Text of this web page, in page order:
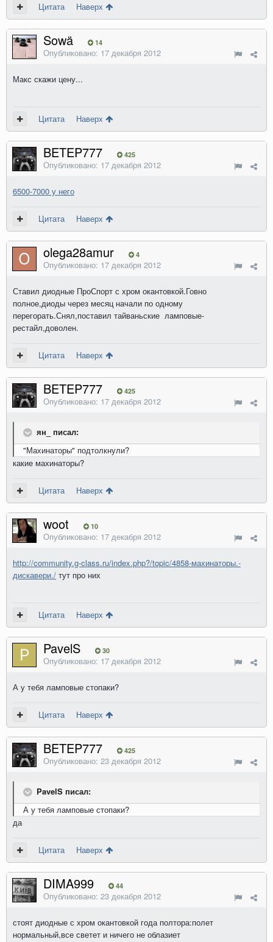
Цитата Наверх
Sowä 14
Опубликовано: 17 декабря 2012
Макс скажи цену...
Цитата Наверх
BETEP777 425
Опубликовано: 17 декабря 2012
6500-7000 у него
Цитата Наверх
olega28amur 4
Опубликовано: 17 декабря 2012
Ставил диодные ПроСпорт с хром окантовкой.Говно
полное,диоды через месяц начали по одному
перегорать.Снял,поставил тайваньские ламповые-
рестайл,доволен.
Цитата Наверх
BETEP777 425
Опубликовано: 17 декабря 2012
ян_ писал:
"Махинаторы" подтолкнули?
какие махинаторы?
Цитата Наверх
woot 10
Опубликовано: 17 декабря 2012
http://community.g-class.ru/index.php?/topic/4858-махинаторы.-
дискавери./ тут про них
Цитата Наверх
PavelS 30
Опубликовано: 17 декабря 2012
А у тебя ламповые стопаки?
Цитата Наверх
BETEP777 425
Опубликовано: 23 декабря 2012
PavelS писал:
А у тебя ламповые стопаки?
да
Цитата Наверх
DIMA999 44
Опубликовано: 23 декабря 2012
стоят диодные с хром окантовкой года полтора:полет
нормальный,все светет и ничего не облазиет